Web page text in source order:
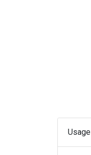
Usage